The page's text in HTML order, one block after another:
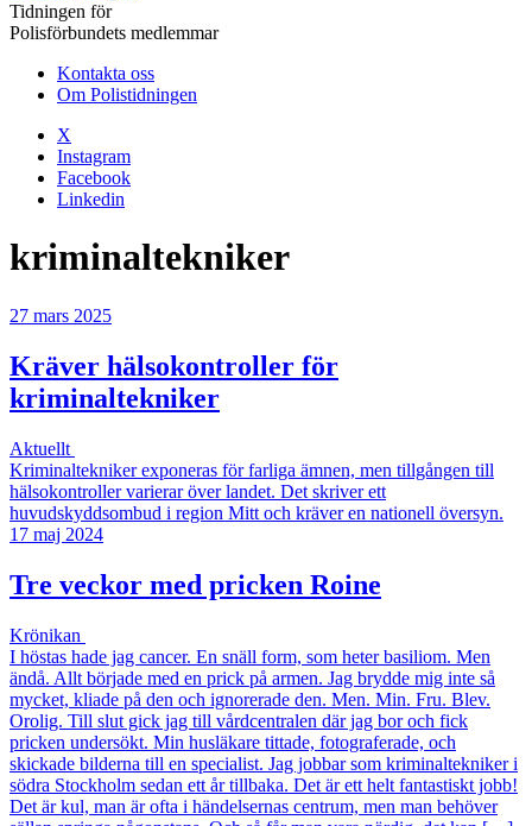
Tidningen för
Polisförbundets medlemmar
Kontakta oss
Om Polistidningen
X
Instagram
Facebook
Linkedin
kriminaltekniker
27 mars 2025
Kräver hälsokontroller för
kriminaltekniker
Aktuellt
Kriminaltekniker exponeras för farliga ämnen, men tillgången till
hälsokontroller varierar över landet. Det skriver ett
huvudskyddsombud i region Mitt och kräver en nationell översyn.
17 maj 2024
Tre veckor med pricken Roine
Krönikan
I höstas hade jag cancer. En snäll form, som heter basiliom. Men
ändå. Allt började med en prick på armen. Jag brydde mig inte så
mycket, kliade på den och ignorerade den. Men. Min. Fru. Blev.
Orolig. Till slut gick jag till vårdcentralen där jag bor och fick
pricken undersökt. Min husläkare tittade, fotograferade, och
skickade bilderna till en specialist. Jag jobbar som kriminaltekniker i
södra Stockholm sedan ett år tillbaka. Det är ett helt fantastiskt jobb!
Det är kul, man är ofta i händelsernas centrum, men man behöver